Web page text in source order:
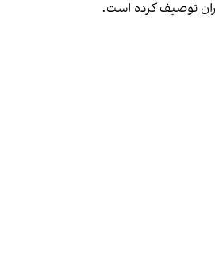
توصیف کرده است.